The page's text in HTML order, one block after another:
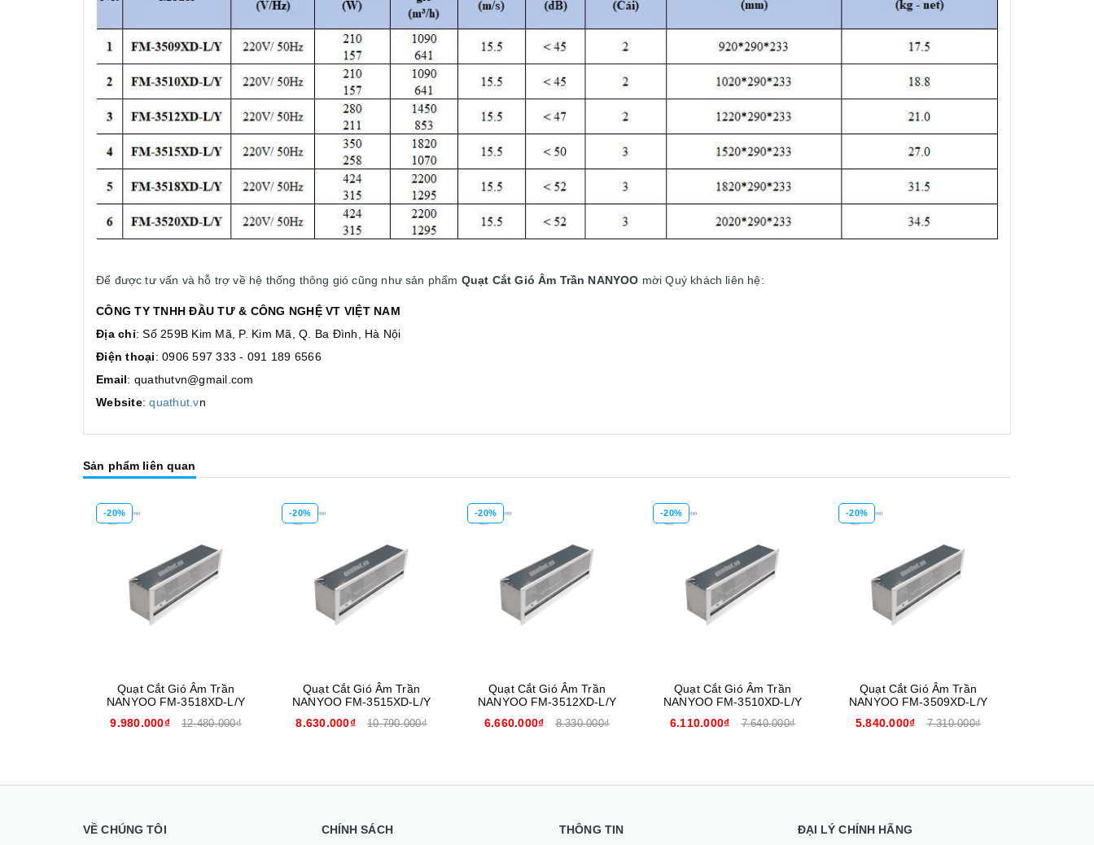
Để được tư vấn và hỗ trợ về hệ thống thông gió cũng như sản phẩm Quạt Cắt Gió Âm Trần NANYOO mời Quý khách liên hệ:
CÔNG TY TNHH ĐẦU TƯ & CÔNG NGHỆ VT VIỆT NAM
Địa chỉ: Số 259B Kim Mã, P. Kim Mã, Q. Ba Đình, Hà Nội
Điện thoại: 0906 597 333 - 091 189 6566
Email: quathutvn@gmail.com
Website:quathut.vn
Sản phẩm liên quan
-20%
Quạt Cắt Gió Âm Trần
NANYOO FM-3518XD-L/Y
9.980.000₫
12.480.000₫
-20%
Quạt Cắt Gió Âm Trần
NANYOO FM-3515XD-L/Y
8.630.000₫
10.790.000₫
-20%
Quạt Cắt Gió Âm Trần
NANYOO FM-3512XD-L/Y
6.660.000₫
8.330.000₫
-20%
Quạt Cắt Gió Âm Trần
NANYOO FM-3510XD-L/Y
6.110.000₫
7.640.000₫
-20%
Quạt Cắt Gió Âm Trần
NANYOO FM-3509XD-L/Y
5.840.000₫
7.310.000₫
VỀ CHÚNG TÔI CHÍNH SÁCH THÔNG TIN ĐẠI LÝ CHÍNH HÃNG